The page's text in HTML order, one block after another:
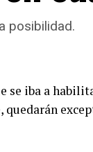
posibilidad.
se iba a